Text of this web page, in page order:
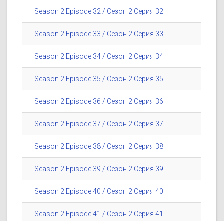
Season 2 Episode 32 / Сезон 2 Серия 32
Season 2 Episode 33 / Сезон 2 Серия 33
Season 2 Episode 34 / Сезон 2 Серия 34
Season 2 Episode 35 / Сезон 2 Серия 35
Season 2 Episode 36 / Сезон 2 Серия 36
Season 2 Episode 37 / Сезон 2 Серия 37
Season 2 Episode 38 / Сезон 2 Серия 38
Season 2 Episode 39 / Сезон 2 Серия 39
Season 2 Episode 40 / Сезон 2 Серия 40
Season 2 Episode 41 / Сезон 2 Серия 41